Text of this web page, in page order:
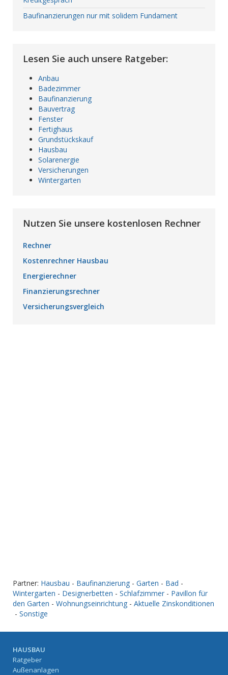
Baufinanzierungen nur mit solidem Fundament
Lesen Sie auch unsere Ratgeber:
Anbau
Badezimmer
Baufinanzierung
Bauvertrag
Fenster
Fertighaus
Grundstückskauf
Hausbau
Solarenergie
Versicherungen
Wintergarten
Nutzen Sie unsere kostenlosen Rechner
Rechner
Kostenrechner Hausbau
Energierechner
Finanzierungsrechner
Versicherungsvergleich
Partner: Hausbau - Baufinanzierung - Garten - Bad -
Wintergarten - Designerbetten - Schlafzimmer - Pavillon für
den Garten - Wohnungseinrichtung - Aktuelle Zinskonditionen
- Sonstige
HAUSBAU
Ratgeber
Außenanlagen